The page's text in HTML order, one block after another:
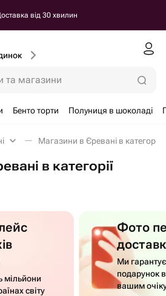
від 30 хвилин
та магазини
Бенто торти Полуниця в шоколаді
Магазини в Єревані в категорії
в категорії
мільйони
світу
Фото
Ми
подарунок
вашим